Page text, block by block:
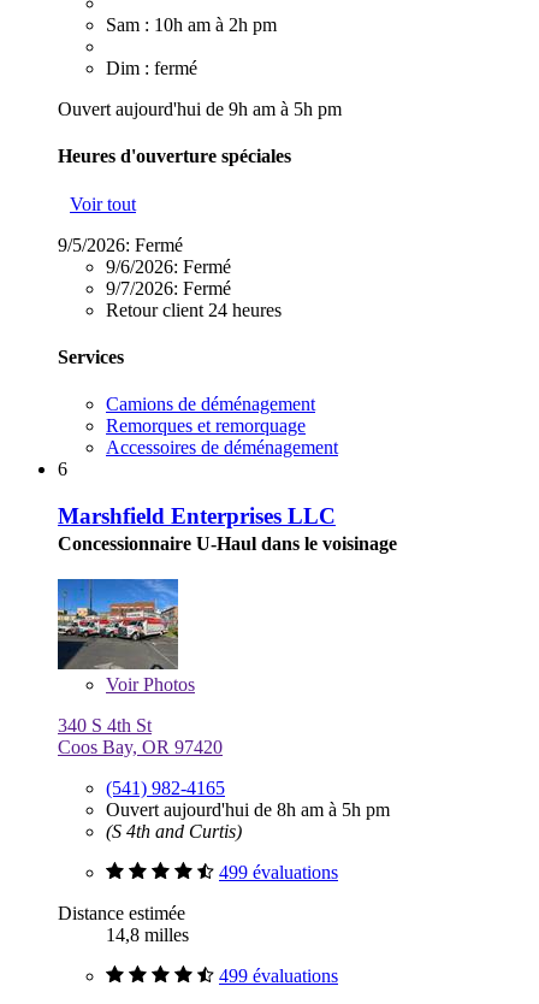
Sam : 10h am à 2h pm
Dim : fermé
Ouvert aujourd'hui de 9h am à 5h pm
Heures d'ouverture spéciales
Voir tout
9/5/2026: Fermé
9/6/2026: Fermé
9/7/2026: Fermé
Retour client 24 heures
Services
Camions de déménagement
Remorques et remorquage
Accessoires de déménagement
6
Marshfield Enterprises LLC
Concessionnaire U-Haul dans le voisinage
VoirPhotos
340 S 4th St
Coos Bay, OR 97420
(541) 982-4165
Ouvert aujourd'hui de 8h am à 5h pm
(S 4th and Curtis)
499 évaluations
Distance estimée
14,8 milles
499 évaluations